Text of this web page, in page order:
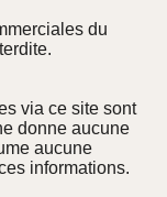
du
via ce site sont
donne aucune
aucune
informations.